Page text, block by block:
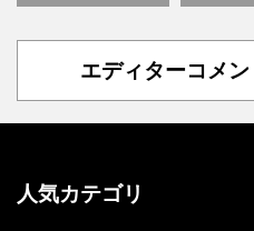
エディターコメ
人気カテゴリ